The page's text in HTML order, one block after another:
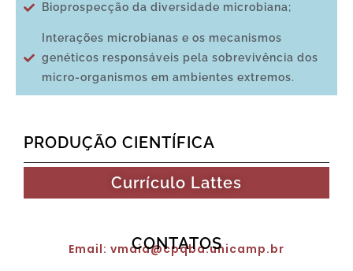
Bioprospecção da diversidade microbiana;
Interações microbianas e os mecanismos
genéticos responsáveis pela sobrevivência dos
micro-organismos em ambientes extremos.
PRODUÇÃO CIENTÍFICA
Currículo Lattes
CONTATOS
Email: vmaia@cpqba.unicamp.br